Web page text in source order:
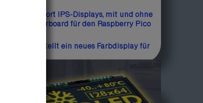
bietet ab sofort IPS-Displays, mit und ohne
inkl. Adapterboard für den Raspberry Pico
GmbH stellt ein neues Farbdisplay für